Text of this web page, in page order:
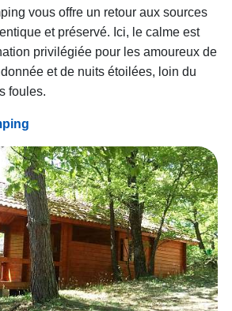
vous offre un retour aux sources
et préservé. Ici, le calme est
privilégiée pour les amoureux de
et de nuits étoilées, loin du
foules.